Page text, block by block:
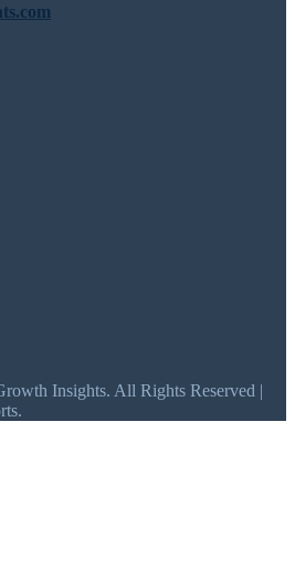
Insights. All Rights Reserved |